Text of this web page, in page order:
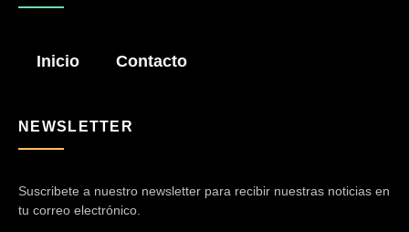
Inicio Contacto
NEWSLETTER
Suscribete a nuestro newsletter para recibir nuestras noticias en
tu correo electrónico.